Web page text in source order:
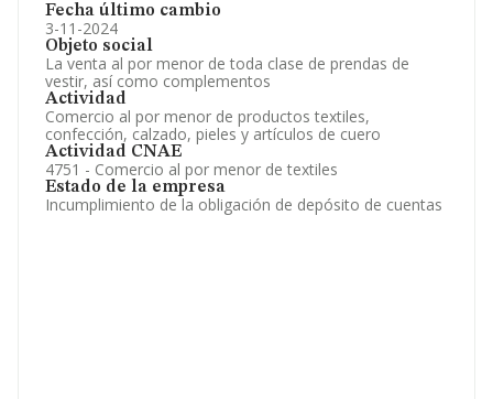
Fecha último cambio
3-11-2024
Objeto social
La venta al por menor de toda clase de prendas de
vestir, así como complementos
Actividad
Comercio al por menor de productos textiles,
confección, calzado, pieles y artículos de cuero
Actividad CNAE
4751 - Comercio al por menor de textiles
Estado de la empresa
Incumplimiento de la obligación de depósito de cuentas